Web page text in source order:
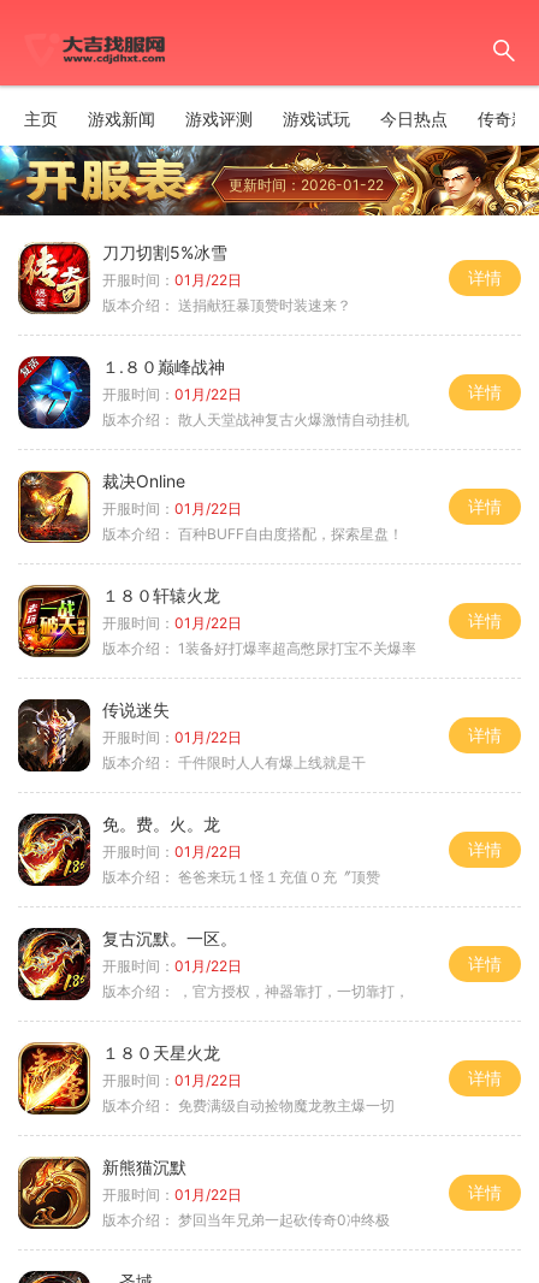
主页 游戏新闻 游戏评测 游戏试玩 今日热点 传奇新
更新时间：2026-01-22
刀刀切割5%冰雪
开服时间： 01月/22日
版本介绍： 送捐献狂暴顶赞时装速来？
详情
１.８０巅峰战神
开服时间： 01月/22日
版本介绍： 散人天堂战神复古火爆激情自动挂机
详情
裁决Online
开服时间： 01月/22日
版本介绍： 百种BUFF自由度搭配，探索星盘！
详情
１８０轩辕火龙
开服时间： 01月/22日
版本介绍： 1装备好打爆率超高憋尿打宝不关爆率
详情
传说迷失
开服时间： 01月/22日
版本介绍： 千件限时人人有爆上线就是干
详情
免。费。火。龙
开服时间： 01月/22日
版本介绍： 爸爸来玩１怪１充值０充〞顶赞
详情
复古沉默。一区。
开服时间： 01月/22日
版本介绍：
，官方授权，神器靠打，一切靠打，
详情
１８０天星火龙
开服时间： 01月/22日
版本介绍： 免费满级自动捡物魔龙教主爆一切
详情
新熊猫沉默
开服时间： 01月/22日
版本介绍： 梦回当年兄弟一起砍传奇0冲终极
详情